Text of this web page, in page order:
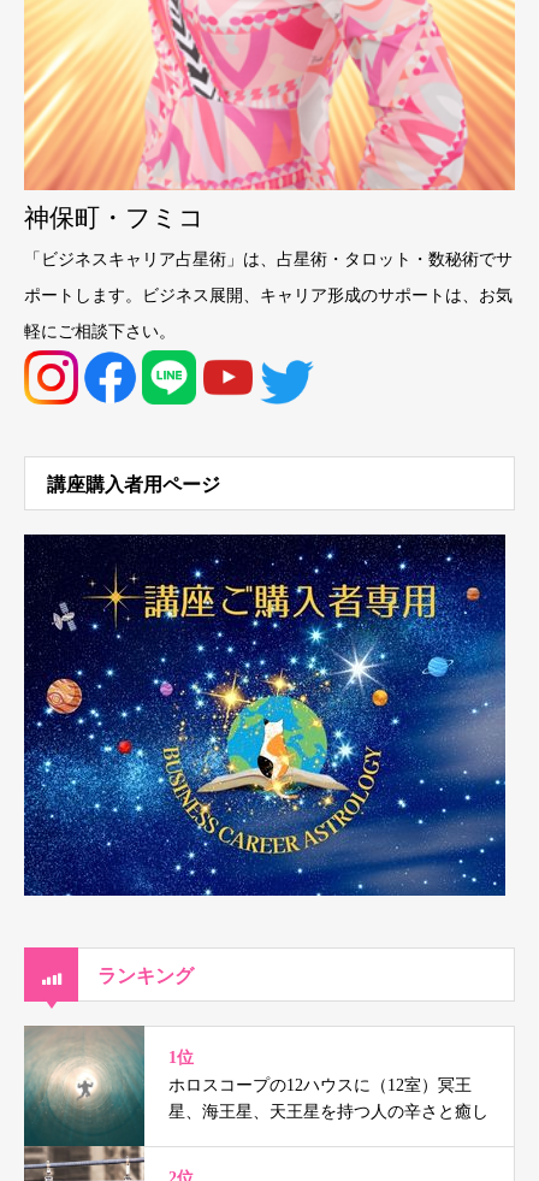
神保町・フミコ
「ビジネスキャリア占星術」は、占星術・タロット・数秘術でサ
ポートします。ビジネス展開、キャリア形成のサポートは、お気
軽にご相談下さい。
講座購入者用ページ
ランキング
1位
ホロスコープの12ハウスに（12室）冥王
星、海王星、天王星を持つ人の辛さと癒し
2位